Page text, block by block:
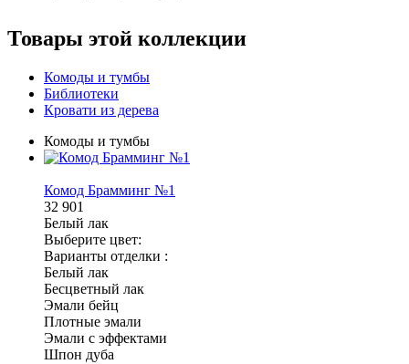
Товары этой коллекции
Комоды и тумбы
Библиотеки
Кровати из дерева
Комоды и тумбы
Комод Брамминг №1
32 901
Белый лак
Выберите цвет:
Варианты отделки :
Белый лак
Бесцветный лак
Эмали бейц
Плотные эмали
Эмали с эффектами
Шпон дуба